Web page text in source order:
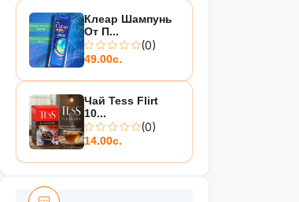
Клеар Шампунь
От П...
(0)
49.00с.
Чай Tess Flirt
10...
(0)
14.00с.